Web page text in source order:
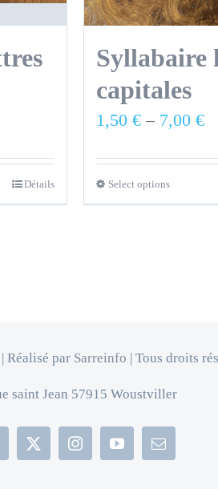
Détails
Syllabaire
capitales
1,50 € – 7,00 €
Select options
Réalisé par Sarreinfo | Tous droits
saint Jean 57915 Woustviller